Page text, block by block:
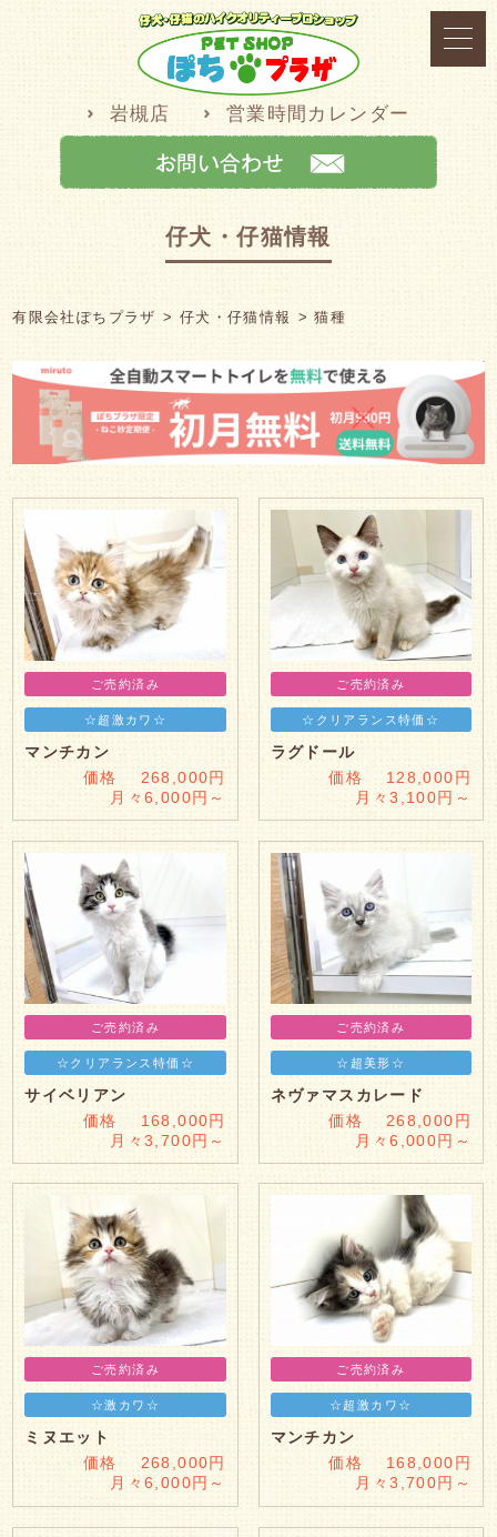
岩槻店 営業時間カレンダー
仔犬・仔猫情報
有限会社ぽちプラザ 仔犬・仔猫情報 猫種
ご売約済み
☆超激カワ☆
マンチカン
価格 268,000円
月々6,000円～
ご売約済み
☆クリアランス特価☆
ラグドール
価格 128,000円
月々3,100円～
ご売約済み
☆クリアランス特価☆
サイベリアン
価格 168,000円
月々3,700円～
ご売約済み
☆超美形☆
ネヴァマスカレード
価格 268,000円
月々6,000円～
ご売約済み
☆激カワ☆
ミヌエット
価格 268,000円
月々6,000円～
ご売約済み
☆超激カワ☆
マンチカン
価格 168,000円
月々3,700円～